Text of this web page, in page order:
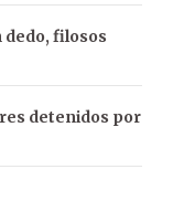
dedo, filosos
detenidos por